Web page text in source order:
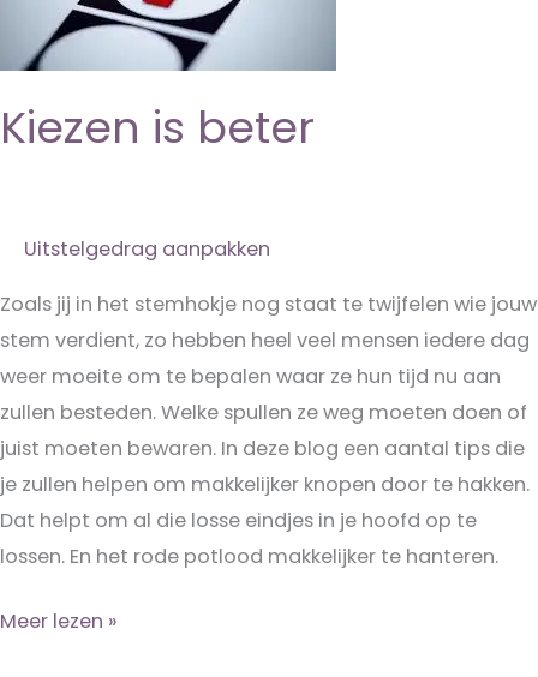
verbeteren
Kiezen is beter
Uitstelgedrag aanpakken
Zoals jij in het stemhokje nog staat te twijfelen wie jouw
stem verdient, zo hebben heel veel mensen iedere dag
weer moeite om te bepalen waar ze hun tijd nu aan
zullen besteden. Welke spullen ze weg moeten doen of
juist moeten bewaren. In deze blog een aantal tips die
je zullen helpen om makkelijker knopen door te hakken.
Dat helpt om al die losse eindjes in je hoofd op te
lossen. En het rode potlood makkelijker te hanteren.
Kiezen
Meer lezen »